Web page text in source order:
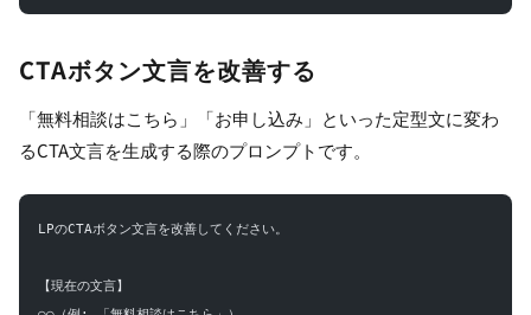
CTAボタン文言を改善する
「無料相談はこちら」「お申し込み」といった定型文に変わ
るCTA文言を生成する際のプロンプトです。
LPのCTAボタン文言を改善してください。
【現在の文言】